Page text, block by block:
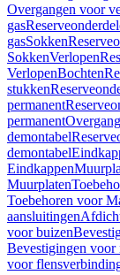
Overgangen voor
gas
gasSokken
SokkenVerlopen
VerlopenBochten
stukken
permanent
permanent
demontabel
demontabel
Eindkappen
Muurplaten
Toebehoren voor
aansluitingen
voor buizen
Bevestigingen voor
voor